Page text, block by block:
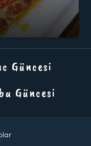
Güncesi
Güncesi